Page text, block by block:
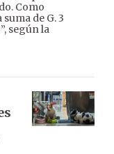
Como
de G. 3
según la